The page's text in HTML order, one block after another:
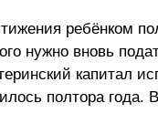
ребёнком
нужно вновь
капитал
полтора